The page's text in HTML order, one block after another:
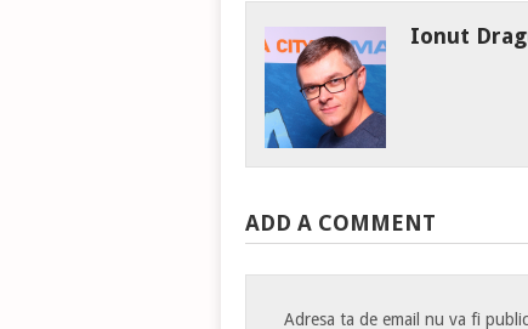
Ionut
ADD A COMMENT
Adresa ta de email nu va fi